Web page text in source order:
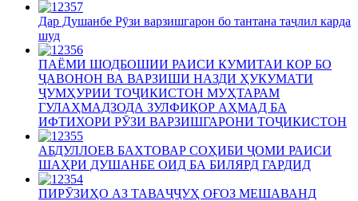
Дар Душанбе Рӯзи варзишгарон бо тантана таҷлил карда
шуд
ПАЁМИ ШОДБОШИИ РАИСИ КУМИТАИ КОР БО
ҶАВОНОН ВА ВАРЗИШИ НАЗДИ ҲУКУМАТИ
ҶУМҲУРИИ ТОҶИКИСТОН МУҲТАРАМ
ГУЛАҲМАДЗОДА ЗУЛФИҚОР АҲМАД БА
ИФТИХОРИ РӮЗИ ВАРЗИШГАРОНИ ТОҶИКИСТОН
АБДУЛЛОЕВ БАХТОВАР СОҲИБИ ҶОМИ РАИСИ
ШАҲРИ ДУШАНБЕ ОИД БА БИЛЯРД ГАРДИД
ПИРӮЗИҲО АЗ ТАВАҶҶУҲ ОҒОЗ МЕШАВАНД